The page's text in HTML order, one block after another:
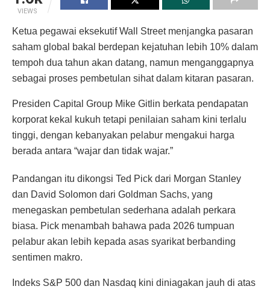
VIEWS
Ketua pegawai eksekutif Wall Street menjangka pasaran
saham global bakal berdepan kejatuhan lebih 10% dalam
tempoh dua tahun akan datang, namun menganggapnya
sebagai proses pembetulan sihat dalam kitaran pasaran.
Presiden Capital Group Mike Gitlin berkata pendapatan
korporat kekal kukuh tetapi penilaian saham kini terlalu
tinggi, dengan kebanyakan pelabur mengakui harga
berada antara “wajar dan tidak wajar.”
Pandangan itu dikongsi Ted Pick dari Morgan Stanley
dan David Solomon dari Goldman Sachs, yang
menegaskan pembetulan sederhana adalah perkara
biasa. Pick menambah bahawa pada 2026 tumpuan
pelabur akan lebih kepada asas syarikat berbanding
sentimen makro.
Indeks S&P 500 dan Nasdaq kini diniagakan jauh di atas